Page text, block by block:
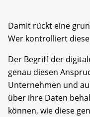
Damit rückt eine
Wer kontrolliert
Der Begriff der
genau diesen
Unternehmen und
über ihre Daten
können, wie diese